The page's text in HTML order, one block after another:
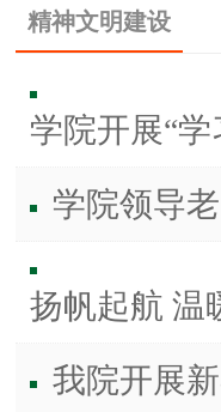
精神文明建设
学院开展“
学院领导
扬帆起航
我院开展